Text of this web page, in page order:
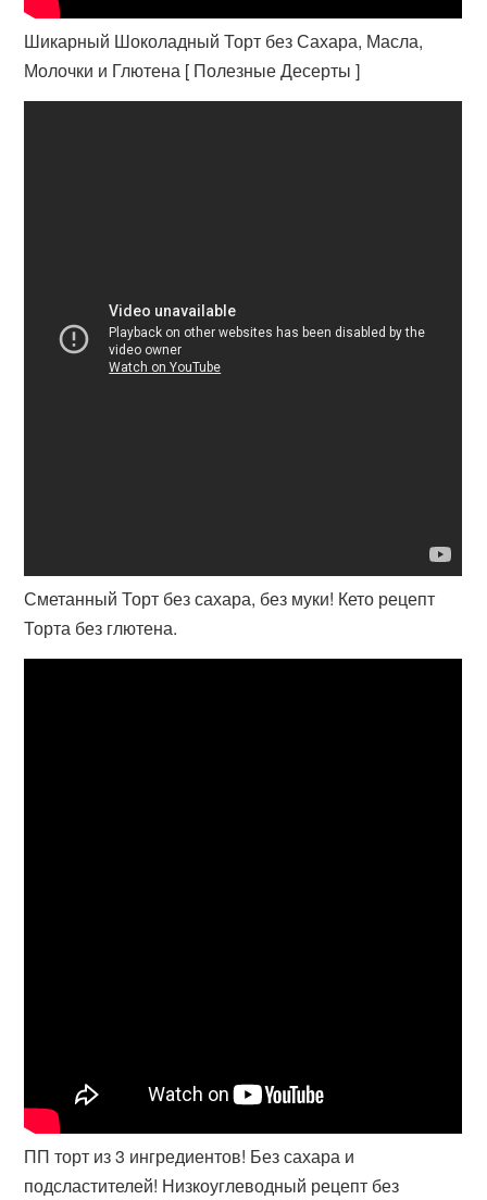
Шикарный Шоколадный Торт без Сахара, Масла,
Молочки и Глютена [ Полезные Десерты ]
Сметанный Торт без сахара, без муки! Кето рецепт
Торта без глютена.
ПП торт из 3 ингредиентов! Без сахара и
подсластителей! Низкоуглеводный рецепт без